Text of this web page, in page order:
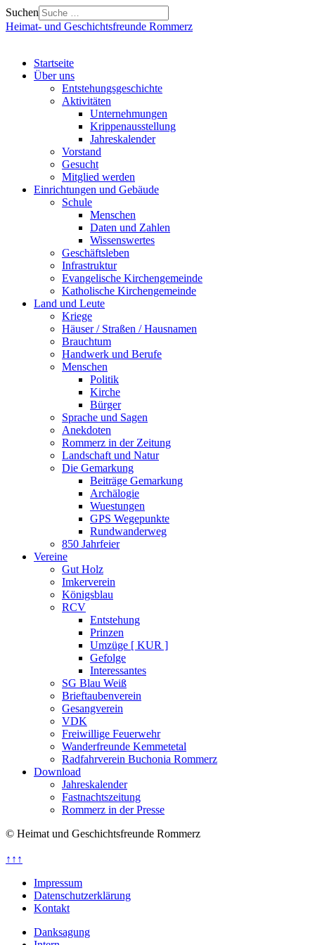
Suchen
Heimat- und Geschichtsfreunde Rommerz
Startseite
Über uns
Entstehungsgeschichte
Aktivitäten
Unternehmungen
Krippenausstellung
Jahreskalender
Vorstand
Gesucht
Mitglied werden
Einrichtungen und Gebäude
Schule
Menschen
Daten und Zahlen
Wissenswertes
Geschäftsleben
Infrastruktur
Evangelische Kirchengemeinde
Katholische Kirchengemeinde
Land und Leute
Kriege
Häuser / Straßen / Hausnamen
Brauchtum
Handwerk und Berufe
Menschen
Politik
Kirche
Bürger
Sprache und Sagen
Anekdoten
Rommerz in der Zeitung
Landschaft und Natur
Die Gemarkung
Beiträge Gemarkung
Archälogie
Wuestungen
GPS Wegepunkte
Rundwanderweg
850 Jahrfeier
Vereine
Gut Holz
Imkerverein
Königsblau
RCV
Entstehung
Prinzen
Umzüge [ KUR ]
Gefolge
Interessantes
SG Blau Weiß
Brieftaubenverein
Gesangverein
VDK
Freiwillige Feuerwehr
Wanderfreunde Kemmetetal
Radfahrverein Buchonia Rommerz
Download
Jahreskalender
Fastnachtszeitung
Rommerz in der Presse
© Heimat und Geschichtsfreunde Rommerz
↑↑↑
Impressum
Datenschutzerklärung
Kontakt
Danksagung